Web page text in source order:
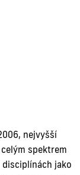
nejvyšší
spektrem
disciplínách jako